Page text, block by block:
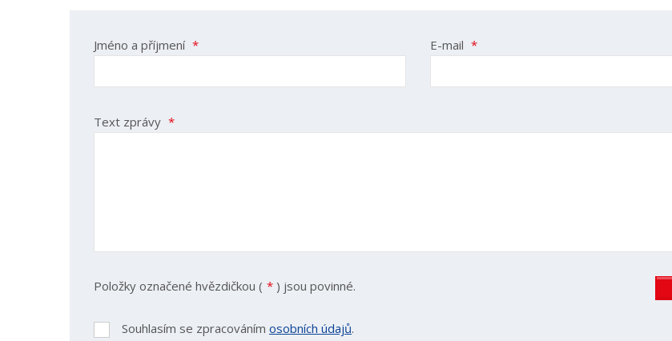
Jméno a příjmení * E-mail *
Text zprávy *
Položky označené hvězdičkou ( * ) jsou povinné.
Souhlasím
Souhlasím se zpracováním osobních údajů.